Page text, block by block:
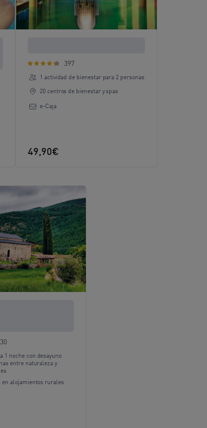
397
1 actividad de bienestar para 2 personas
20 centros de bienestar y spas
e-Caja
49,90€
1 noche con desayuno
entre naturaleza y
en alojamientos rurales